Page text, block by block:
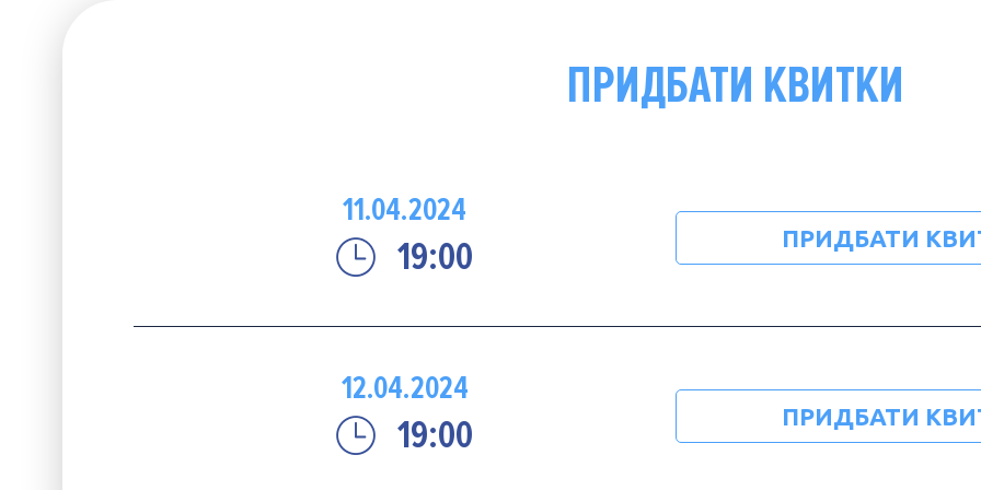
ПРИДБАТИ КВИТКИ
11.04.2024
19:00 ПРИДБАТИ
12.04.2024
19:00 ПРИДБАТИ